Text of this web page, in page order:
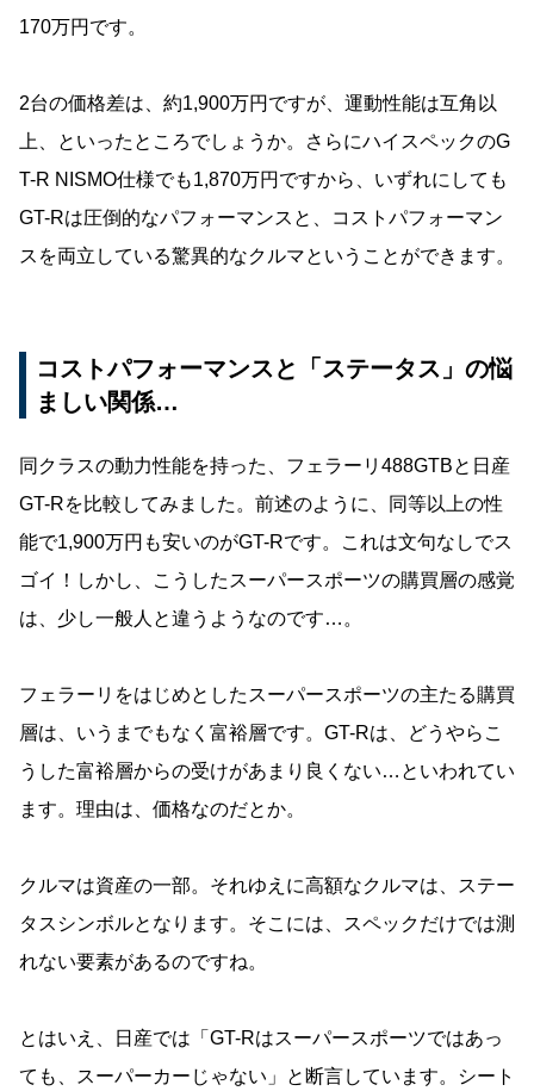
170万円です。
2台の価格差は、約1,900万円ですが、運動性能は互角以
上、といったところでしょうか。さらにハイスペックのG
T-R NISMO仕様でも1,870万円ですから、いずれにしても
GT-Rは圧倒的なパフォーマンスと、コストパフォーマン
スを両立している驚異的なクルマということができます。
コストパフォーマンスと「ステータス」の悩
ましい関係…
同クラスの動力性能を持った、フェラーリ488GTBと日産
GT-Rを比較してみました。前述のように、同等以上の性
能で1,900万円も安いのがGT-Rです。これは文句なしでス
ゴイ！しかし、こうしたスーパースポーツの購買層の感覚
は、少し一般人と違うようなのです…。
フェラーリをはじめとしたスーパースポーツの主たる購買
層は、いうまでもなく富裕層です。GT-Rは、どうやらこ
うした富裕層からの受けがあまり良くない…といわれてい
ます。理由は、価格なのだとか。
クルマは資産の一部。それゆえに高額なクルマは、ステー
タスシンボルとなります。そこには、スペックだけでは測
れない要素があるのですね。
とはいえ、日産では「GT-Rはスーパースポーツではあっ
ても、スーパーカーじゃない」と断言しています。シート